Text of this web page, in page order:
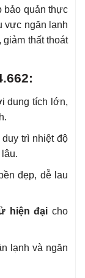
bảo quản thực
vực ngăn lạnh
thất thoát
dung tích lớn,
duy trì nhiệt độ
đẹp, dễ lau
hiện đại cho
lạnh và ngăn